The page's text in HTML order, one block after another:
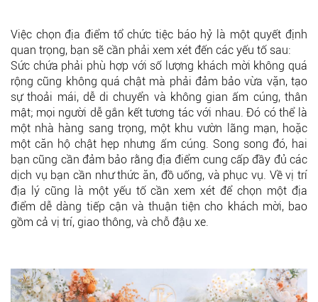
Việc chọn địa điểm tổ chức tiệc báo hỷ là một quyết định
quan trọng, bạn sẽ cần phải xem xét đến các yếu tố sau:
Sức chứa phải phù hợp với số lượng khách mời không quá
rộng cũng không quá chật mà phải đảm bảo vừa vặn, tạo
sự thoải mái, dễ di chuyển và không gian ấm cúng, thân
mật; mọi người dễ gắn kết tương tác với nhau. Đó có thể là
một nhà hàng sang trọng, một khu vườn lãng mạn, hoặc
một căn hộ chật hẹp nhưng ấm cúng. Song song đó, hai
bạn cũng cần đảm bảo rằng địa điểm cung cấp đầy đủ các
dịch vụ bạn cần như thức ăn, đồ uống, và phục vụ. Về vị trí
địa lý cũng là một yếu tố cần xem xét để chọn một địa
điểm dễ dàng tiếp cận và thuận tiện cho khách mời, bao
gồm cả vị trí, giao thông, và chỗ đậu xe.